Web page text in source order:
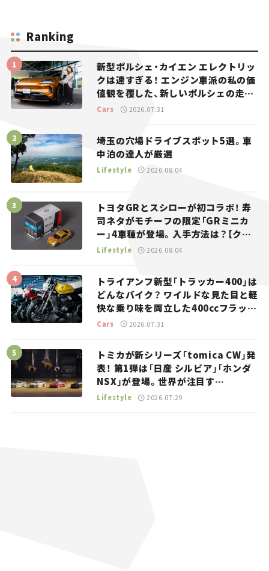
Ranking
新型ポルシェ・カイエン エレクトリッ
クは速すぎる！ エンジン車派の私の価
値観を覆した、新しいポルシェの走
り。
Cars 2026.07.31
埼玉の穴場ドライブスポット5選。車
中泊の達人が厳選
Lifestyle 2026.08.04
トヨタGRとスシローが初コラボ！ 寿
司ネタがモチーフの限定「GRミニカ
ー」4車種が登場。入手方法は？【クル
マとホビー】
Lifestyle 2026.08.04
トライアンフ新型「トラッカー400」は
どんなバイク？ ワイルドな見た目と軽
快な乗り味を両立した400ccフラット
トラッカー【試乗レビュー】
Cars 2026.07.31
トミカが新シリーズ「tomica CW」発
表！ 第1弾は「日産 シルビア」「ホンダ
NSX」が登場。世界が注目す
る“JDM”に焦点【クルマとホビー】
Lifestyle 2026.07.29